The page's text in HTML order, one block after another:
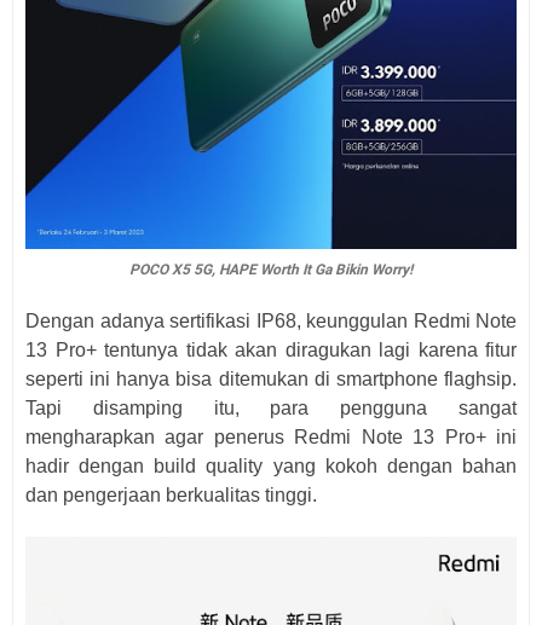
POCO X5 5G, HAPE Worth It Ga Bikin Worry!
Dengan adanya sertifikasi IP68, keunggulan Redmi Note
13 Pro+ tentunya tidak akan diragukan lagi karena fitur
seperti ini hanya bisa ditemukan di smartphone flaghsip.
Tapi disamping itu, para pengguna sangat
mengharapkan agar penerus Redmi Note 13 Pro+ ini
hadir dengan build quality yang kokoh dengan bahan
dan pengerjaan berkualitas tinggi.